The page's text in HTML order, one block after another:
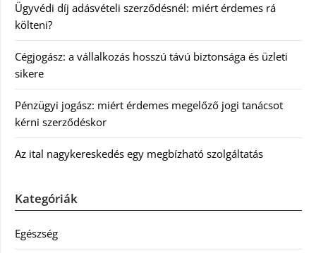
Ügyvédi díj adásvételi szerződésnél: miért érdemes rá
költeni?
Cégjogász: a vállalkozás hosszú távú biztonsága és üzleti
sikere
Pénzügyi jogász: miért érdemes megelőző jogi tanácsot
kérni szerződéskor
Az ital nagykereskedés egy megbízható szolgáltatás
Kategóriák
Egészség